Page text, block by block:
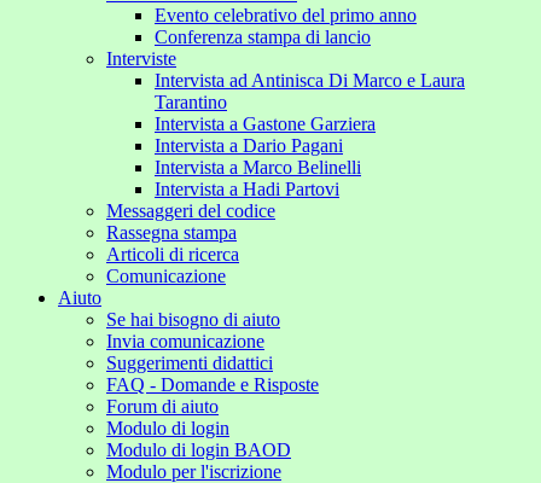
Evento celebrativo del primo anno
Conferenza stampa di lancio
Interviste
Intervista ad Antinisca Di Marco e Laura
Tarantino
Intervista a Gastone Garziera
Intervista a Dario Pagani
Intervista a Marco Belinelli
Intervista a Hadi Partovi
Messaggeri del codice
Rassegna stampa
Articoli di ricerca
Comunicazione
Aiuto
Se hai bisogno di aiuto
Invia comunicazione
Suggerimenti didattici
FAQ - Domande e Risposte
Forum di aiuto
Modulo di login
Modulo di login BAOD
Modulo per l'iscrizione